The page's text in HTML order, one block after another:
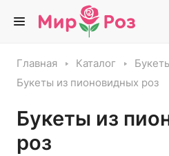
Главная Каталог
Букеты из пионовидных роз
Букеты из
роз